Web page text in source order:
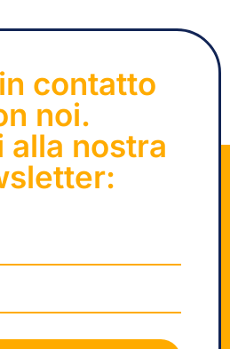
contatto
noi.
alla nostra